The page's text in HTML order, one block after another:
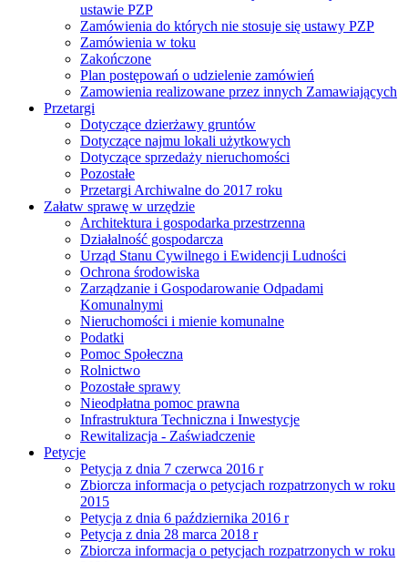
ustawie PZP
Zamówienia do których nie stosuje się ustawy PZP
Zamówienia w toku
Zakończone
Plan postępowań o udzielenie zamówień
Zamowienia realizowane przez innych Zamawiających
Przetargi
Dotyczące dzierżawy gruntów
Dotyczące najmu lokali użytkowych
Dotyczące sprzedaży nieruchomości
Pozostałe
Przetargi Archiwalne do 2017 roku
Załatw sprawę w urzędzie
Architektura i gospodarka przestrzenna
Działalność gospodarcza
Urząd Stanu Cywilnego i Ewidencji Ludności
Ochrona środowiska
Zarządzanie i Gospodarowanie Odpadami
Komunalnymi
Nieruchomości i mienie komunalne
Podatki
Pomoc Społeczna
Rolnictwo
Pozostałe sprawy
Nieodpłatna pomoc prawna
Infrastruktura Techniczna i Inwestycje
Rewitalizacja - Zaświadczenie
Petycje
Petycja z dnia 7 czerwca 2016 r
Zbiorcza informacja o petycjach rozpatrzonych w roku
2015
Petycja z dnia 6 października 2016 r
Petycja z dnia 28 marca 2018 r
Zbiorcza informacja o petycjach rozpatrzonych w roku